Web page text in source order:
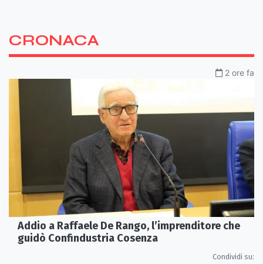
CRONACA
2 ore fa
Addio a Raffaele De Rango, l’imprenditore che
guidò Confindustria Cosenza
Condividi su: